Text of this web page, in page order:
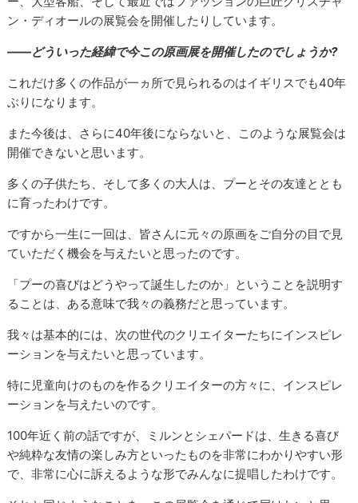
ン・ディオールの展覧会を開催したりしています。
――どういった経緯で今この原画展を開催したのでしょうか?
これだけ多くの作品が一ヵ所で見られるのはイギリスでも40年
ぶりになります。
また今後は、さらに40年後にならないと、このような展覧会は
開催できないと思います。
多くの子供たち、そして多くの大人は、プーとその友達ととも
に育ったわけです。
ですから一生に一回は、皆さんに元々の原画をご自分の目で見
ていただく機会を与えたいと思ったのです。
「プーの喜びはどうやって誕生したのか」ということを説明す
ることは、ある意味で我々の義務だと思っています。
我々は基本的には、次の世代のクリエイターたちにインスピレ
ーションを与えたいと思っています。
特に児童向けのものを作るクリエイターの方々に、インスピレ
ーションを与えたいのです。
100年近く前の話ですが、ミルンとシェパードは、生きる喜び
や純粋な友情の楽しみ方といったものを非常にわかりやすい形
で、非常に心に訴えるような形でみんなに提唱したわけです。